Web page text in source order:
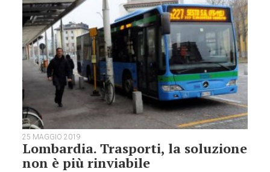
25 MAGGIO 2019
Lombardia. Trasporti, la soluzione
non è più rinviabile